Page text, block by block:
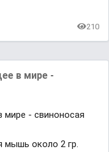
210
в мире -
- свиноносая
мышь около 2 гр.